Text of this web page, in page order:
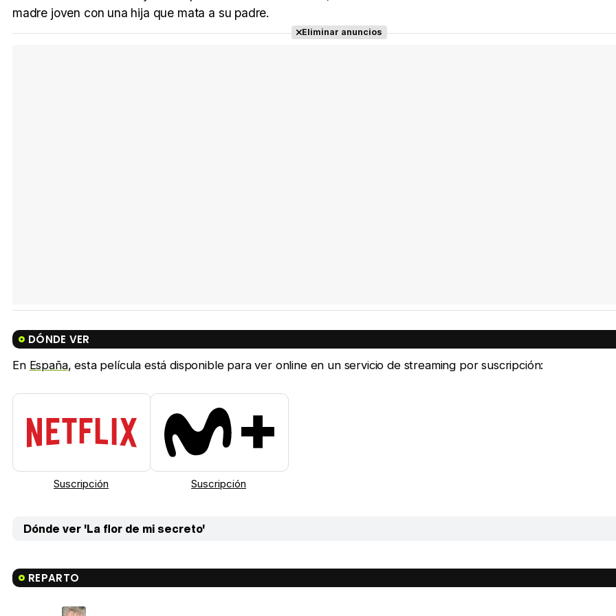
madre joven con una hija que mata a su padre.
Eliminar anuncios
DÓNDE VER
En España, esta película está disponible para ver online en un servicio de streaming por suscripción:
Suscripción Suscripción
Dónde ver 'La flor de mi secreto'
REPARTO